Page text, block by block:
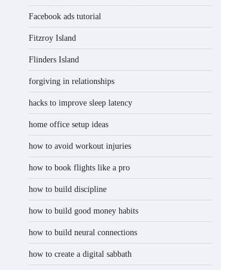
Facebook ads tutorial
Fitzroy Island
Flinders Island
forgiving in relationships
hacks to improve sleep latency
home office setup ideas
how to avoid workout injuries
how to book flights like a pro
how to build discipline
how to build good money habits
how to build neural connections
how to create a digital sabbath